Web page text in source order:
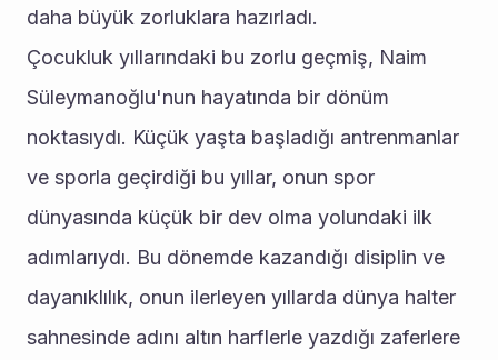
daha büyük zorluklara hazırladı.
Çocukluk yıllarındaki bu zorlu geçmiş, Naim
Süleymanoğlu'nun hayatında bir dönüm
noktasıydı. Küçük yaşta başladığı antrenmanlar
ve sporla geçirdiği bu yıllar, onun spor
dünyasında küçük bir dev olma yolundaki ilk
adımlarıydı. Bu dönemde kazandığı disiplin ve
dayanıklılık, onun ilerleyen yıllarda dünya halter
sahnesinde adını altın harflerle yazdığı zaferlere